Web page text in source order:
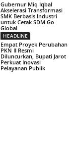
Gubernur Miq Iqbal
Akselerasi Transformasi
SMK Berbasis Industri
untuk Cetak SDM Go
Global
HEADLINE
Empat Proyek Perubahan
PKN II Resmi
Diluncurkan, Bupati Jarot
Perkuat Inovasi
Pelayanan Publik